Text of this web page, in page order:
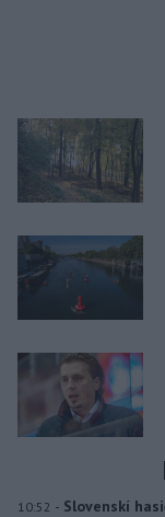
10:52 - Slovenskí